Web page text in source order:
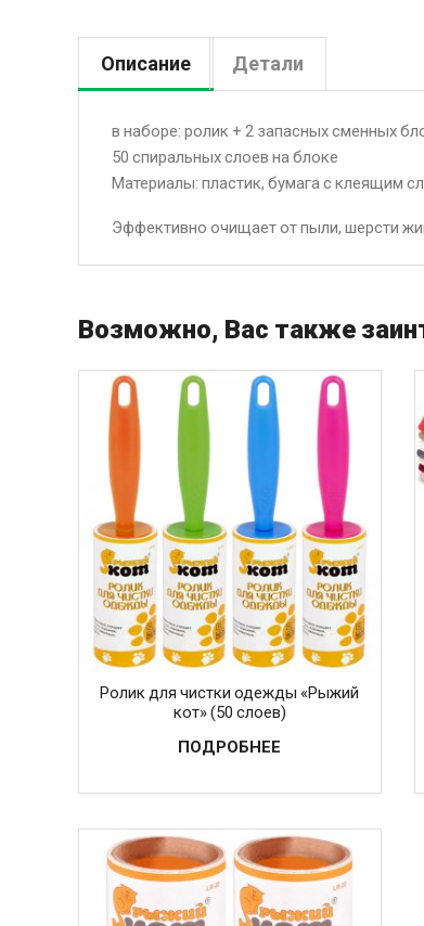
Описание Детали
в наборе: ролик + 2 запасных сменных
50 спиральных слоев на блоке
Материалы: пластик, бумага с клеящим
Эффективно очищает от пыли, шерсти
Возможно, Вас также
Ролик для чистки одежды «Рыжий
кот» (50 слоев)
ПОДРОБНЕЕ